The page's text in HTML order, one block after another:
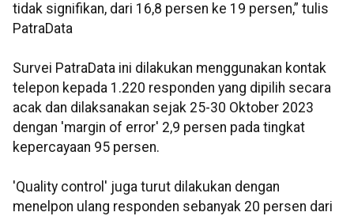
tidak signifikan, dari 16,8 persen ke 19 persen,” tulis
PatraData
Survei PatraData ini dilakukan menggunakan kontak
telepon kepada 1.220 responden yang dipilih secara
acak dan dilaksanakan sejak 25-30 Oktober 2023
dengan 'margin of error' 2,9 persen pada tingkat
kepercayaan 95 persen.
'Quality control' juga turut dilakukan dengan
menelpon ulang responden sebanyak 20 persen dari